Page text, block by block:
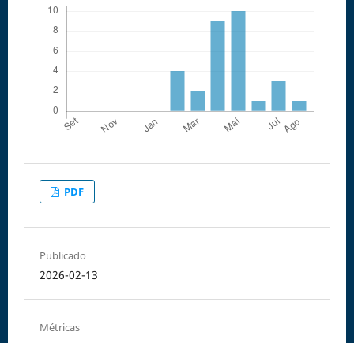
PDF
Publicado
2026-02-13
Métricas